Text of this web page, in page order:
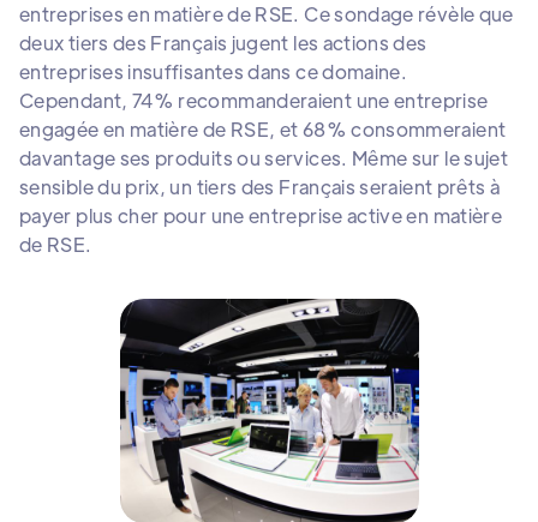
entreprises en matière de RSE. Ce sondage révèle que
deux tiers des Français jugent les actions des
entreprises insuffisantes dans ce domaine.
Cependant, 74% recommanderaient une entreprise
engagée en matière de RSE, et 68% consommeraient
davantage ses produits ou services. Même sur le sujet
sensible du prix, un tiers des Français seraient prêts à
payer plus cher pour une entreprise active en matière
de RSE.